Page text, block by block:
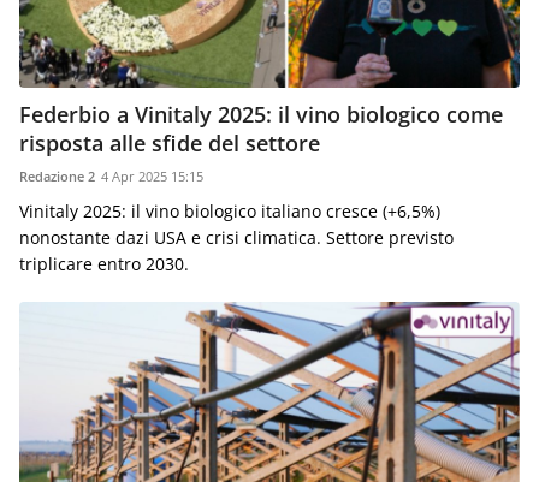
Federbio a Vinitaly 2025: il vino biologico come
risposta alle sfide del settore
Redazione 2 4 Apr 2025 15:15
Vinitaly 2025: il vino biologico italiano cresce (+6,5%)
nonostante dazi USA e crisi climatica. Settore previsto
triplicare entro 2030.